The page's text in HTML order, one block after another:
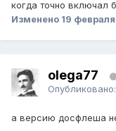
когда точно включал
Изменено 19
olega77
Опубликовано:
а версию досфлеша